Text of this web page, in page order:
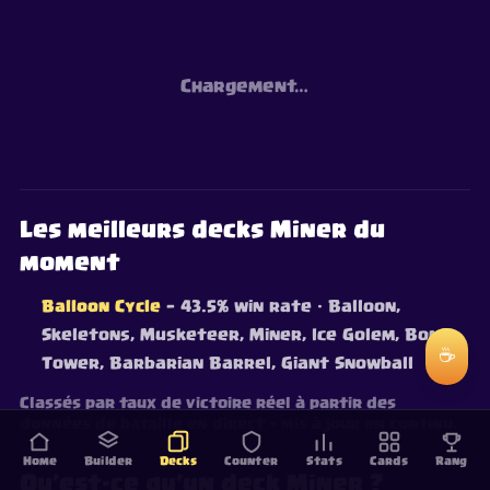
Chargement…
Les meilleurs decks Miner du
moment
Balloon Cycle — 43.5% win rate · Balloon,
Skeletons, Musketeer, Miner, Ice Golem, Bomb
Tower, Barbarian Barrel, Giant Snowball
Classés par taux de victoire réel à partir des
Home Builder Decks Counter Stats Cards Rang
☕